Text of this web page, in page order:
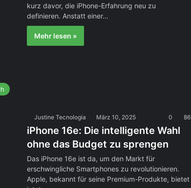
kurz davor, die iPhone-Erfahrung neu zu
definieren. Anstatt einer…
Mehr lesen »
Justine Tecnologia März 10, 2025 0 86
iPhone 16e: Die intelligente Wahl
ohne das Budget zu sprengen
Das iPhone 16e ist da, um den Markt für
erschwingliche Smartphones zu revolutionieren.
Apple, bekannt für seine Premium-Produkte, bietet